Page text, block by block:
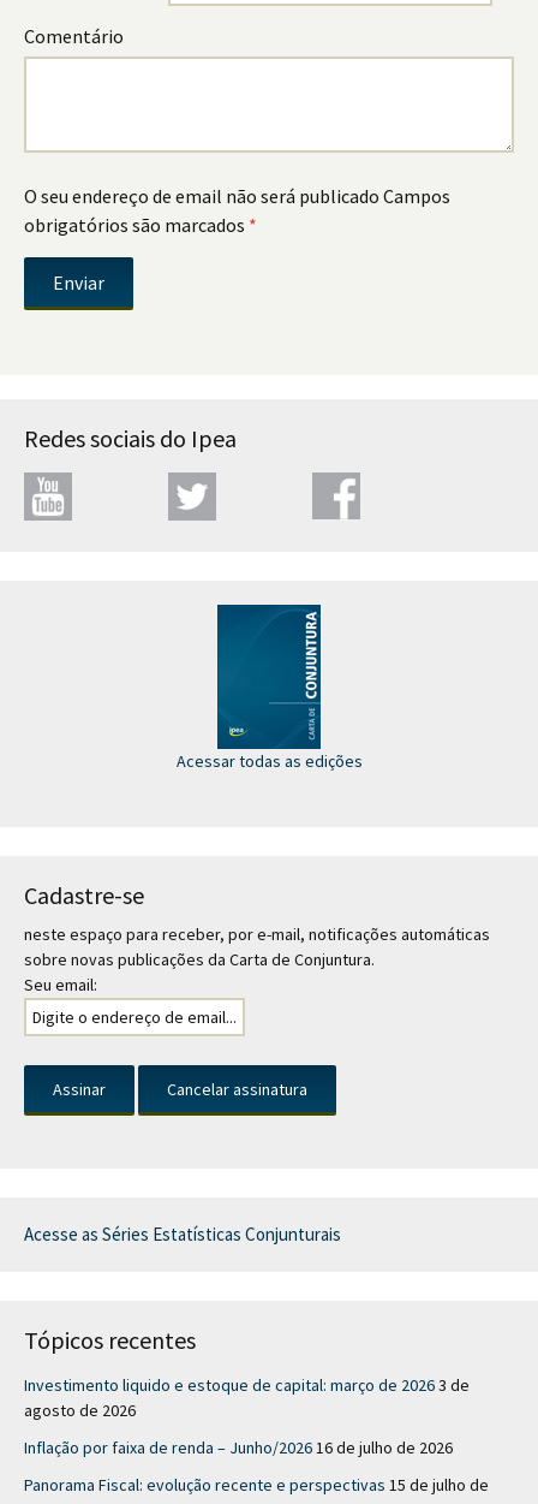
Comentário
O seu endereço de email não será publicado Campos
obrigatórios são marcados *
Redes sociais do Ipea
Acessar todas as edições
Cadastre-se
neste espaço para receber, por e-mail, notificações automáticas
sobre novas publicações da Carta de Conjuntura.
Seu email:
Acesse as Séries Estatísticas Conjunturais
Tópicos recentes
Investimento liquido e estoque de capital: março de 20263 de
agosto de 2026
Inflação por faixa de renda – Junho/202616 de julho de 2026
Panorama Fiscal: evolução recente e perspectivas 15 de julho de